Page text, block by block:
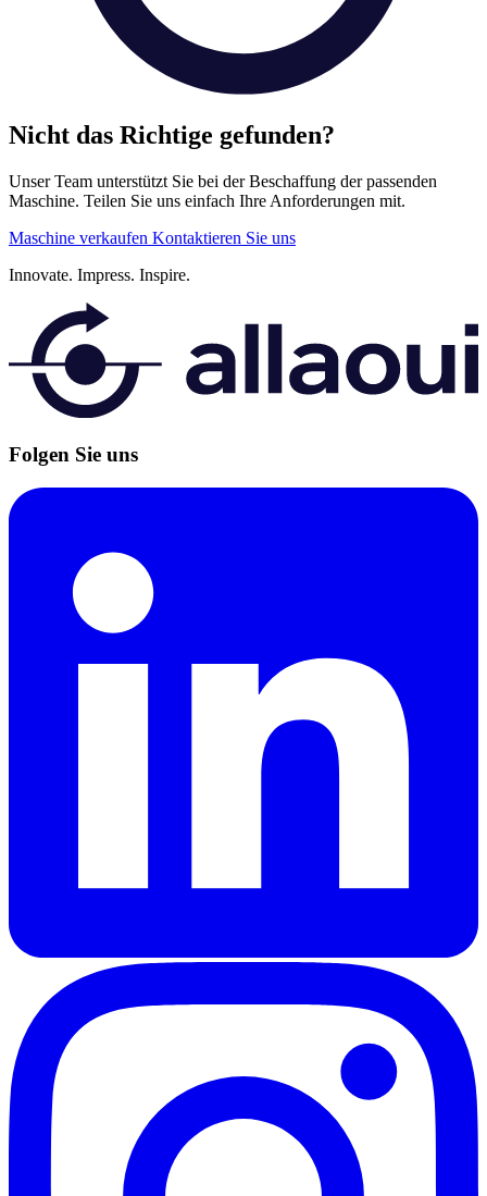
Nicht das Richtige gefunden?
Unser Team unterstützt Sie bei der Beschaffung der passenden
Maschine. Teilen Sie uns einfach Ihre Anforderungen mit.
Maschine verkaufen Kontaktieren Sie uns
Innovate. Impress. Inspire.
Folgen Sie uns